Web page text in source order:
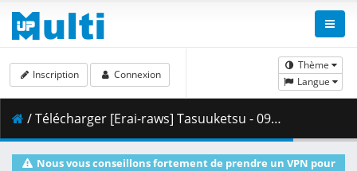
Thème
Langue
Inscription Connexion
/ Télécharger [Erai-raws] Tasuuketsu - 09 [720p][Multiple Subtitle][DDF322D0].mkv.002 ( 342.51 MB )
Nous vous conseillons fortement de prendre un VPN pour